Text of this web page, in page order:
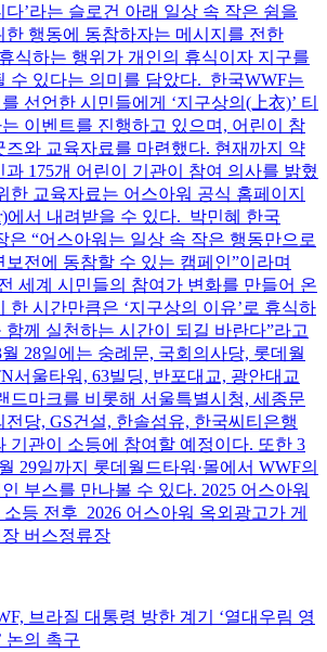
다’라는 슬로건 아래 일상 속 작은 쉼을
한 행동에 동참하자는 메시지를 전한
식하는 행위가 개인의 휴식이자 지구를
수 있다는 의미를 담았다. 한국WWF는
선언한 시민들에게 ‘지구상의(上衣)’ 티
이벤트를 진행하고 있으며, 어린이 참
즈와 교육자료를 마련했다. 현재까지 약
과 175개 어린이 기관이 참여 의사를 밝혔
한 교육자료는 어스아워 공식 홈페이지
에서 내려받을 수 있다. 박민혜 한국
은 “어스아워는 일상 속 작은 행동만으로
보전에 동참할 수 있는 캠페인”이라며
세계 시민들의 참여가 변화를 만들어 온
한 시간만큼은 ‘지구상의 이유’로 휴식하
함께 실천하는 시간이 되길 바란다”라고
28일에는 숭례문, 국회의사당, 롯데월
서울타워, 63빌딩, 반포대교, 광안대교
드마크를 비롯해 서울특별시청, 세종문
전당, GS건설, 한솔섬유, 한국씨티은행
기관이 소등에 참여할 예정이다. 또한 3
29일까지 롯데월드타워·몰에서 WWF의
부스를 만나볼 수 있다. 2025 어스아워
등 전후 2026 어스아워 옥외광고가 게
버스정류장
브라질 대통령 방한 계기 ‘열대우림 영
논의 촉구